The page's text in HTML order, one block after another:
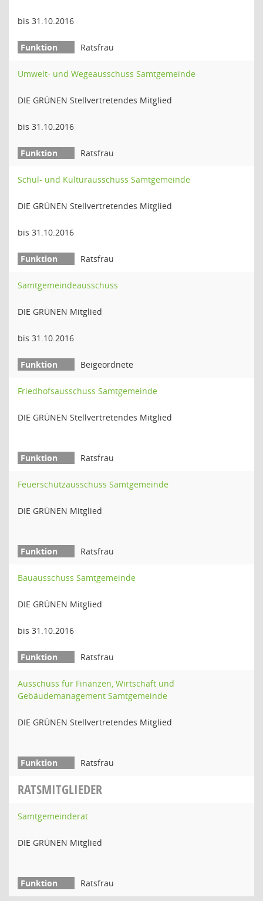
bis 31.10.2016
Ratsfrau
Umwelt- und Wegeausschuss Samtgemeinde
DIE GRÜNEN Stellvertretendes Mitglied
bis 31.10.2016
Ratsfrau
Schul- und Kulturausschuss Samtgemeinde
DIE GRÜNEN Stellvertretendes Mitglied
bis 31.10.2016
Ratsfrau
Samtgemeindeausschuss
DIE GRÜNEN Mitglied
bis 31.10.2016
Beigeordnete
Friedhofsausschuss Samtgemeinde
DIE GRÜNEN Stellvertretendes Mitglied
Ratsfrau
Feuerschutzausschuss Samtgemeinde
DIE GRÜNEN Mitglied
Ratsfrau
Bauausschuss Samtgemeinde
DIE GRÜNEN Mitglied
bis 31.10.2016
Ratsfrau
Ausschuss für Finanzen, Wirtschaft und
Gebäudemanagement Samtgemeinde
DIE GRÜNEN Stellvertretendes Mitglied
Ratsfrau
RATSMITGLIEDER
Samtgemeinderat
DIE GRÜNEN Mitglied
Ratsfrau